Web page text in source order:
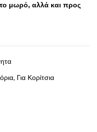
μωρό, αλλά και προς
, Για Κορίτσια